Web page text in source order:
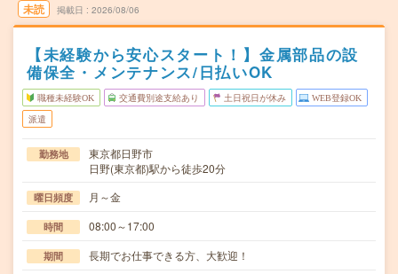
未読 掲載日 2026/08/06
【未経験から安心スタート！】金属部品の設
備保全・メンテナンス/日払いOK
職種未経験OK 交通費別途支給あり 土日祝日が休み WEB登録OK
派遣
勤務地
東京都日野市
日野(東京都)駅から徒歩20分
曜日頻度 月～金
時間 08:00～17:00
期間 長期でお仕事できる方、大歓迎！